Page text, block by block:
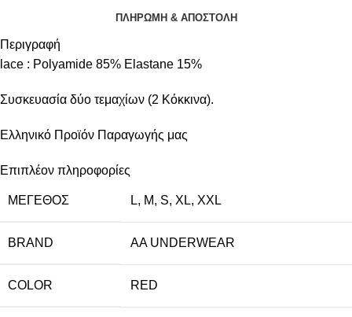
ΠΛΗΡΩΜΗ & ΑΠΟΣΤΟΛΗ
Περιγραφή
lace : Polyamide 85% Elastane 15%
Συσκευασία δύο τεμαχίων (2 Κόκκινα).
Ελληνικό Προϊόν Παραγωγής μας
Επιπλέον πληροφορίες
ΜΈΓΕΘΟΣ L, M, S, XL, XXL
BRAND AA UNDERWEAR
COLOR RED